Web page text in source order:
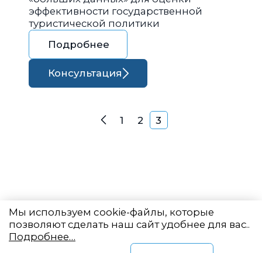
эффективности государственной
туристической политики
Подробнее
Консультация
Навигация по
Назад
1 2 3
Мы используем cookie-файлы, которые
позволяют сделать наш сайт удобнее для вас..
Подробнее…